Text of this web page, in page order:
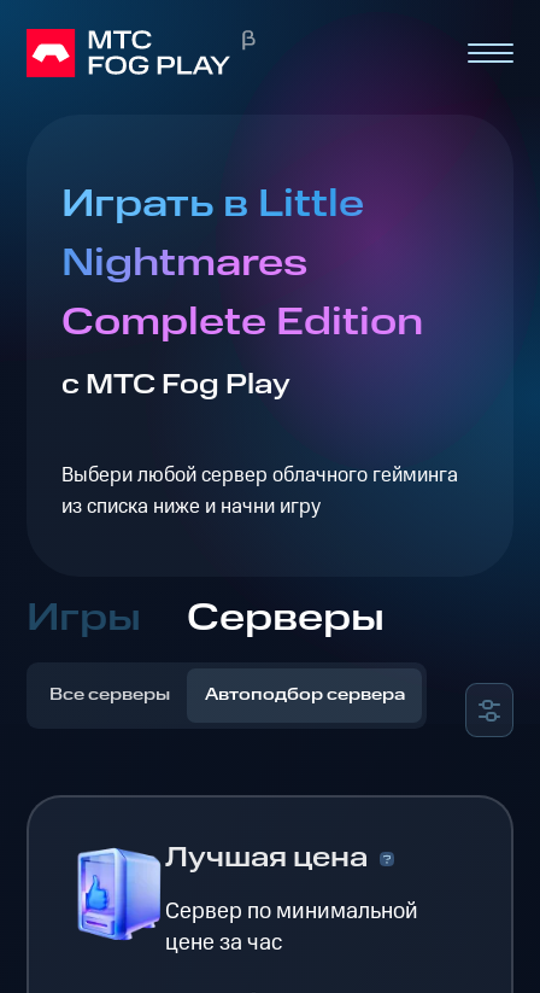
Играть в Little
Nightmares
Complete Edition
с МТС Fog Play
Выбери любой сервер облачного гейминга
из списка ниже и начни игру
Игры Серверы
Все серверы Автоподбор сервера
Лучшая цена
Сервер по минимальной
цене за час